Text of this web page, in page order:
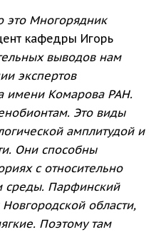
это Многорядник
кафедры Игорь
выводов нам
экспертов
имени Комарова РАН.
Это виды
амплитудой и
Они способны
с относительно
среды. Парфинский
области,
Поэтому там